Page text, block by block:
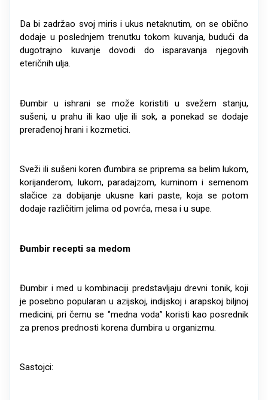
Da bi zadržao svoj miris i ukus netaknutim, on se obično
dodaje u poslednjem trenutku tokom kuvanja, budući da
dugotrajno kuvanje dovodi do isparavanja njegovih
eteričnih ulja.
Đumbir u ishrani se može koristiti u svežem stanju,
sušeni, u prahu ili kao ulje ili sok, a ponekad se dodaje
prerađenoj hrani i kozmetici.
Sveži ili sušeni koren đumbira se priprema sa belim lukom,
korijanderom, lukom, paradajzom, kuminom i semenom
slačice za dobijanje ukusne kari paste, koja se potom
dodaje različitim jelima od povrća, mesa i u supe.
Đumbir recepti sa medom
Đumbir i med u kombinaciji predstavljaju drevni tonik, koji
je posebno popularan u azijskoj, indijskoj i arapskoj biljnoj
medicini, pri čemu se ‘’medna voda’’ koristi kao posrednik
za prenos prednosti korena đumbira u organizmu.
Sastojci: